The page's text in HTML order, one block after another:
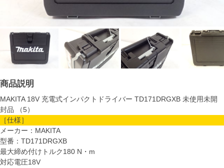
商品説明
MAKITA 18V 充電式インパクトドライバー TD171DRGXB 未使用未開
封品 （5）
［仕様］
メーカー：MAKITA
型番：TD171DRGXB
最大締め付けトルク180 N・m
対応電圧18V